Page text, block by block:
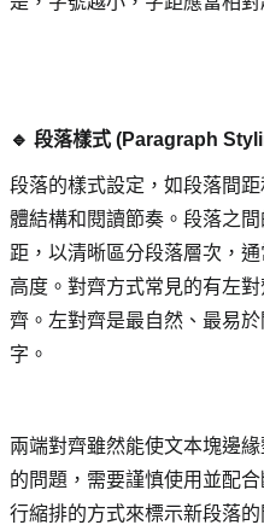
🔹 段落樣式 (Paragraph
段落的樣式設定，如段落間
體結構和閱讀節奏。段落之
距，以清晰區分段落層次，
高度。對齊方式常見的有左
齊。左對齊是最自然、最易
字。
兩端對齊雖然能使文本塊邊
的問題，需要謹慎使用並配
行縮排的方式來標示新段落